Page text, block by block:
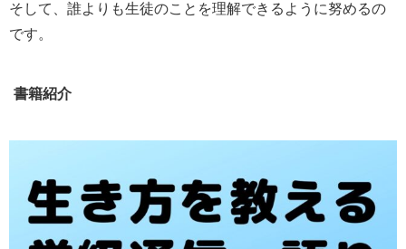
そして、誰よりも生徒のことを理解できるように努めるの
です。
書籍紹介